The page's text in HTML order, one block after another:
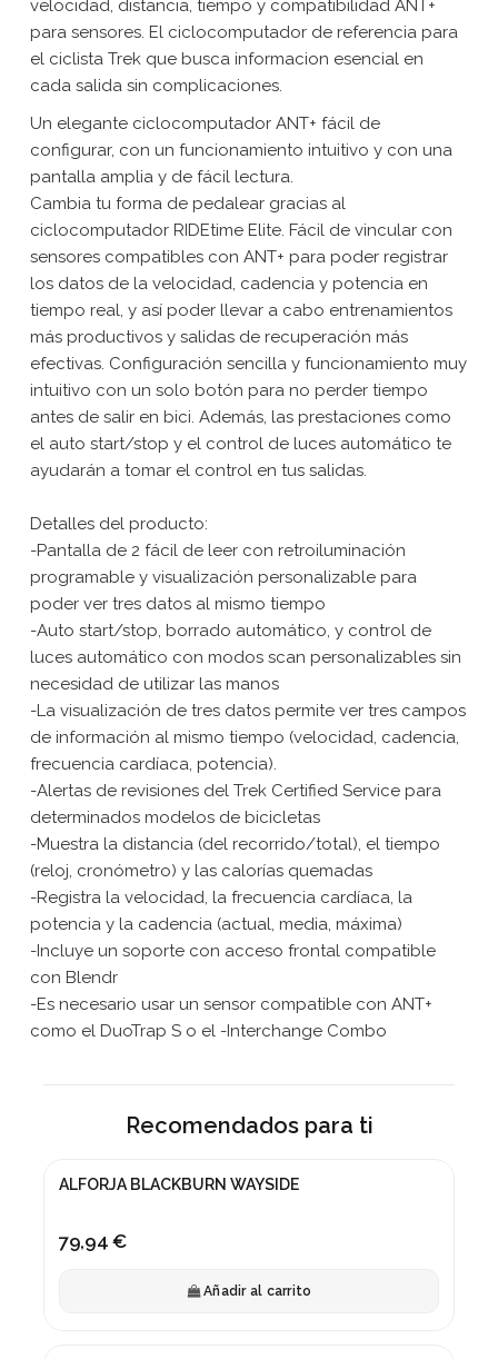
velocidad, distancia, tiempo y compatibilidad ANT+
para sensores. El ciclocomputador de referencia para
el ciclista Trek que busca informacion esencial en
cada salida sin complicaciones.
Un elegante ciclocomputador ANT+ fácil de
configurar, con un funcionamiento intuitivo y con una
pantalla amplia y de fácil lectura.
Cambia tu forma de pedalear gracias al
ciclocomputador RIDEtime Elite. Fácil de vincular con
sensores compatibles con ANT+ para poder registrar
los datos de la velocidad, cadencia y potencia en
tiempo real, y así poder llevar a cabo entrenamientos
más productivos y salidas de recuperación más
efectivas. Configuración sencilla y funcionamiento muy
intuitivo con un solo botón para no perder tiempo
antes de salir en bici. Además, las prestaciones como
el auto start/stop y el control de luces automático te
ayudarán a tomar el control en tus salidas.
Detalles del producto:
-Pantalla de 2 fácil de leer con retroiluminación
programable y visualización personalizable para
poder ver tres datos al mismo tiempo
-Auto start/stop, borrado automático, y control de
luces automático con modos scan personalizables sin
necesidad de utilizar las manos
-La visualización de tres datos permite ver tres campos
de información al mismo tiempo (velocidad, cadencia,
frecuencia cardíaca, potencia).
-Alertas de revisiones del Trek Certified Service para
determinados modelos de bicicletas
-Muestra la distancia (del recorrido/total), el tiempo
(reloj, cronómetro) y las calorías quemadas
-Registra la velocidad, la frecuencia cardíaca, la
potencia y la cadencia (actual, media, máxima)
-Incluye un soporte con acceso frontal compatible
con Blendr
-Es necesario usar un sensor compatible con ANT+
como el DuoTrap S o el -Interchange Combo
Recomendados para ti
ALFORJA BLACKBURN WAYSIDE
79,94 €
Añadir al carrito